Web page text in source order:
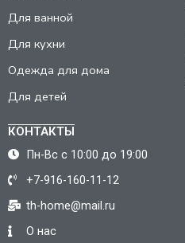
Для ванной
Для кухни
Одежда для дома
Для детей
КОНТАКТЫ
Пн-Вс с 10:00 до 19:00
+7-916-160-11-12
th-home@mail.ru
О нас